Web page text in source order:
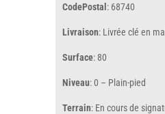
CodePostal : 68740
Livraison: Livrée clé en
Surface: 80
Niveau: 0 – Plain-pied
Terrain: En cours de